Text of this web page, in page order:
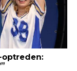
optreden: